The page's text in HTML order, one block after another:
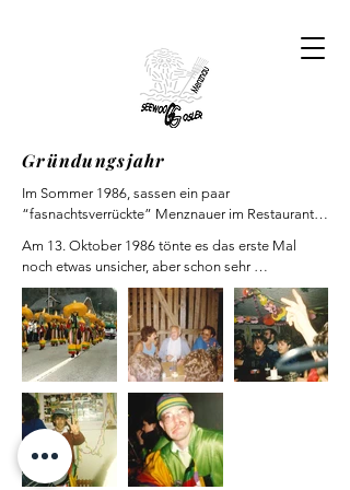
Gründungsjahr
Im Sommer 1986, sassen ein paar
“fasnachtsverrückte” Menznauer im Restaurant
guggenmusiklosen Zeit in Menznau, seit der
Auflösung der Kastenlenrugger, ein Ende setzen.
Wieder bestrebt, den Menznauern ein Stück
Kultur zurückzugeben, beschlossen sie eine neue
Guggenmusik zu gründen. Ein
Vorbereitungsteam begann sich umzuhören, ob
wirklich auch genügend Menznauer Lust hätten,
in einer neuen Guggenmusik mitzumachen. Am 1.
September 1986 fand im alten Schulhaus ein
Informationsabend statt, wo bereits verschiedene
Vorschläge des Vorbereitungsteams besprochen
wurden. Das Team, welches die Aufgabe hatte,
Am 13. Oktober 1986 tönte es das erste Mal
noch etwas unsicher, aber schon sehr
goslermässig, vom alten Schulhaus herab – die
erste Probe!!
Endlich ging’s los. Der erste Auftritt erfolgte am
6. Februar 1987, beim zugleich ersten
Guggenmusiktreffen in Menznau. Über 20
Auftritte, 3 Umzüge sowie diverse Platzkonzerte
gestalteten unser Programm diese erste Fasnacht
sehr abwechslungsreich.